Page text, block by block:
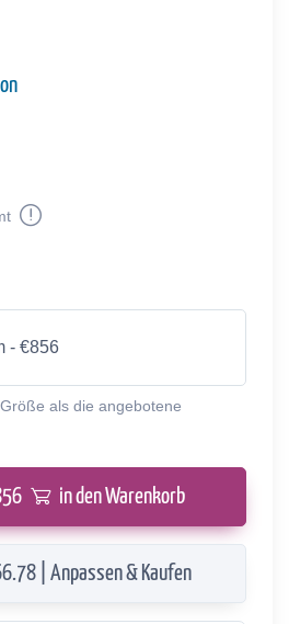
- €856
als die angebotene
in den Warenkorb
| Anpassen & Kaufen